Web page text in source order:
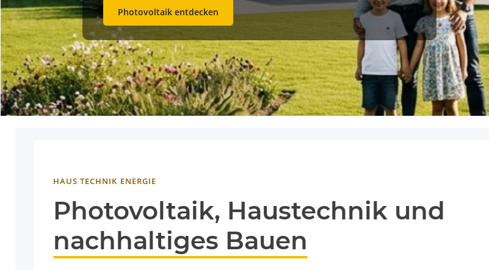
Photovoltaik entdecken
HAUS TECHNIK ENERGIE
Photovoltaik, Haustechnik und
nachhaltiges Bauen